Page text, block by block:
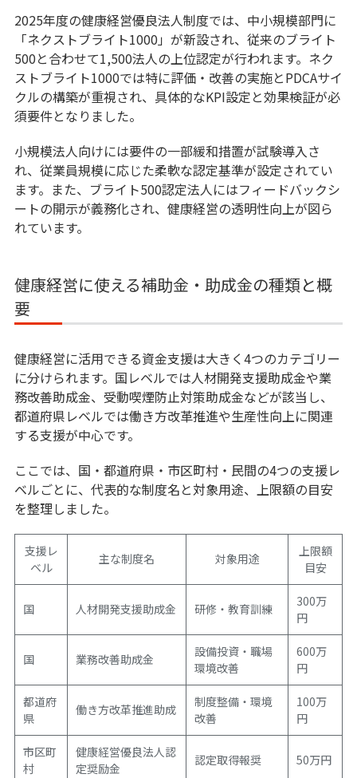
QoWとは？働き方改革の新たな視点｜QoWと
健康経営が導く“仕事の質”のマネジメント戦略
【2026年最新版】健康経営の取り組み10選！職
場の健康管理もDX化しませんか？
2025年度の健康経営優良法人制度では、中小規模部門に
「ネクストブライト1000」が新設され、従来のブライト
500と合わせて1,500法人の上位認定が行われます。ネク
ストブライト1000では特に評価・改善の実施とPDCAサイ
クルの構築が重視され、具体的なKPI設定と効果検証が必
須要件となりました。
小規模法人向けには要件の一部緩和措置が試験導入さ
れ、従業員規模に応じた柔軟な認定基準が設定されてい
ます。また、ブライト500認定法人にはフィードバックシ
ートの開示が義務化され、健康経営の透明性向上が図ら
れています。
健康経営に使える補助金・助成金の種類と概
要
健康経営に活用できる資金支援は大きく4つのカテゴリー
に分けられます。国レベルでは人材開発支援助成金や業
務改善助成金、受動喫煙防止対策助成金などが該当し、
都道府県レベルでは働き方改革推進や生産性向上に関連
する支援が中心です。
ここでは、国・都道府県・市区町村・民間の4つの支援レ
ベルごとに、代表的な制度名と対象用途、上限額の目安
を整理しました。
支援レ
ベル
主な制度名 対象用途
上限額
目安
国 人材開発支援助成金 研修・教育訓練
300万
円
国 業務改善助成金
設備投資・職場
環境改善
600万
円
都道府
県
働き方改革推進助成
制度整備・環境
改善
100万
円
市区町
村
健康経営優良法人認
定奨励金
認定取得報奨 50万円